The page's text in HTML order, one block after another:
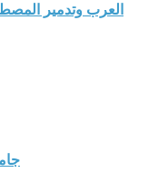
العرب وتدمير